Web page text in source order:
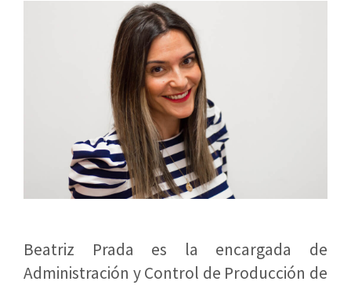
Beatriz Prada es la encargada de
Administración y Control de Producción de